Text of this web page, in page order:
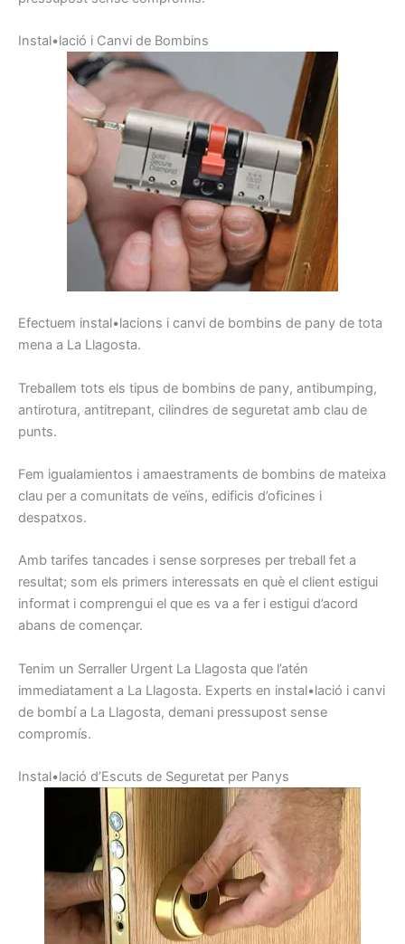
Instal•lació i Canvi de Bombins
Efectuem instal•lacions i canvi de bombins de pany de tota
mena a La Llagosta.
Treballem tots els tipus de bombins de pany, antibumping,
antirotura, antitrepant, cilindres de seguretat amb clau de
punts.
Fem igualamientos i amaestraments de bombins de mateixa
clau per a comunitats de veïns, edificis d’oficines i
despatxos.
Amb tarifes tancades i sense sorpreses per treball fet a
resultat; som els primers interessats en què el client estigui
informat i comprengui el que es va a fer i estigui d’acord
abans de començar.
Tenim un Serraller Urgent La Llagosta que l’atén
immediatament a La Llagosta. Experts en instal•lació i canvi
de bombí a La Llagosta, demani pressupost sense
compromís.
Instal•lació d’Escuts de Seguretat per Panys